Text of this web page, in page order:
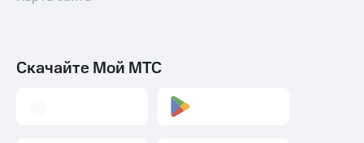
Скачайте Мой МТС